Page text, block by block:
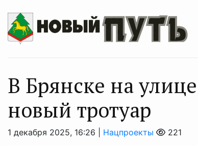
В Брянске на
новый тротуар
1 декабря 2025, 16:26 | Нацпроекты 221